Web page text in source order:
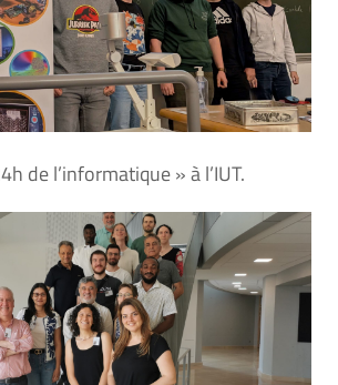
de l’informatique » à l’IUT.